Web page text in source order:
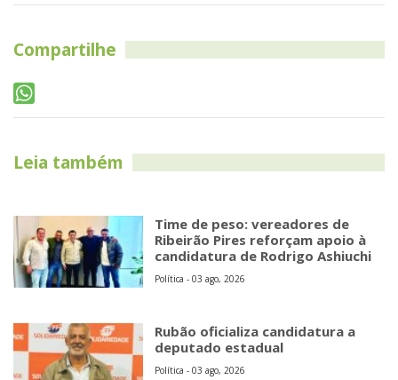
Compartilhe
Leia também
Time de peso: vereadores de
Ribeirão Pires reforçam apoio à
candidatura de Rodrigo Ashiuchi
Política - 03 ago, 2026
Rubão oficializa candidatura a
deputado estadual
Política - 03 ago, 2026